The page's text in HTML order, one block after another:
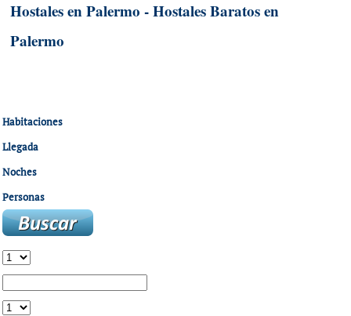
Hostales en Palermo - Hostales Baratos en
Palermo
Habitaciones
Llegada
Noches
Personas